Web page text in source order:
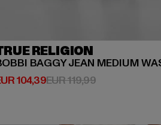
RELIGION
BAGGY JEAN MEDIUM
104,39
prijs: EUR 104,39
EUR 119,99Actieprijs: EUR